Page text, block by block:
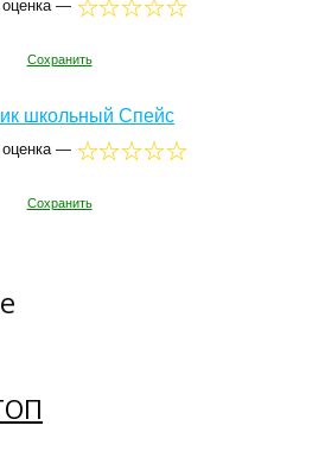
—
Сохранить
школьный Спейс
—
Сохранить